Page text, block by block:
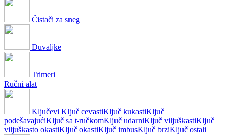
Čistači za sneg
Duvaljke
Trimeri
Ručni alat
Ključevi Ključ cevastiKljuč kukastiKljuč
podešavajućiKljuč sa t-ručkomKljuč udarniKljuč viljuškastiKljuč
viljuškasto okastiKljuč okastiKljuč imbusKljuč brziKljuč ostali